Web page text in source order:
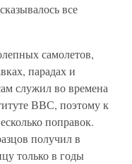
все
самолетов,
парадах и
служил во времена
ВВС, поэтому к
поправок.
получил в
только в годы